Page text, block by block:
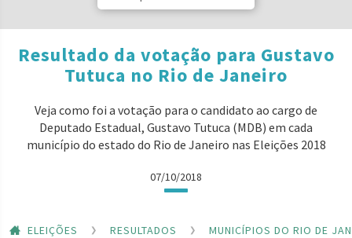
Resultado da votação para Gustavo
Tutuca no Rio de Janeiro
Veja como foi a votação para o candidato ao cargo de
Deputado Estadual, Gustavo Tutuca (MDB) em cada
município do estado do Rio de Janeiro nas Eleições 2018
07/10/2018
ELEIÇÕES RESULTADOS
MUNICÍPIOS DO RIO DE